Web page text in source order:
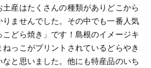
土産はたくさんの種類がありどこから
りませんでした。その中でも一番人気
どら焼き」です！島根のイメージキ
っこがプリントされているどらやき
と思いました。他にも特産品のいち